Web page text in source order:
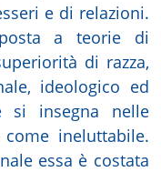
e di relazioni.
a teorie di
di razza,
ideologico ed
si insegna nelle
ineluttabile.
essa è costata